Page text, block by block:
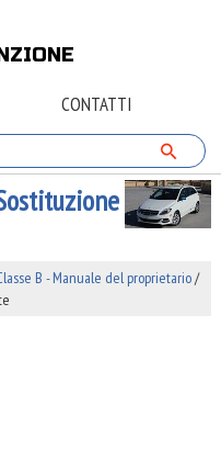
CONTATTI
B - Manuale del proprietario/